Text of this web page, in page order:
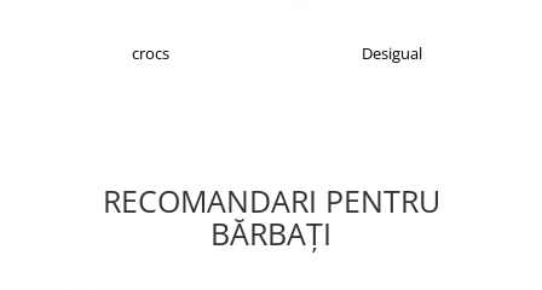
crocs Desigual
RECOMANDARI PENTRU
BĂRBAŢI